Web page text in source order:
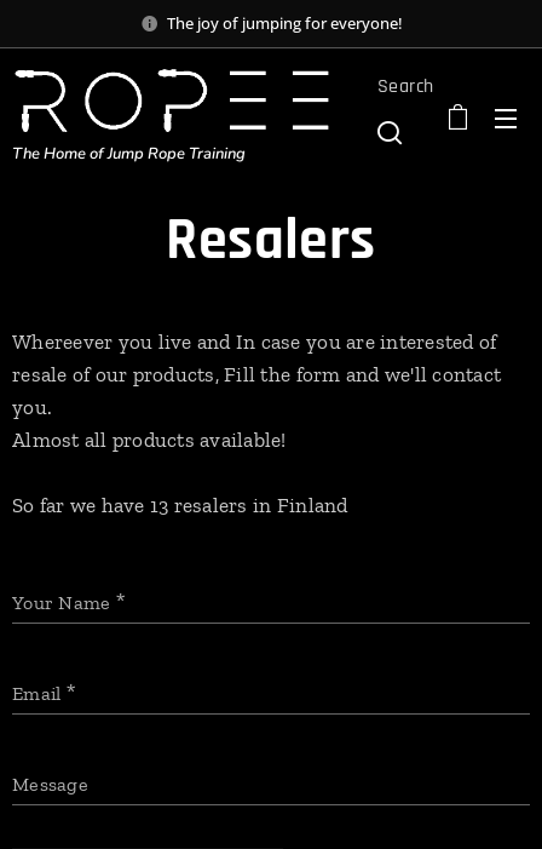
The joy of jumping for everyone!
The Home of Jump Rope Training
Search
Resalers
Whereever you live and In case you are interested of
resale of our products, Fill the form and we'll contact
you.
Almost all products available!
So far we have 13 resalers in Finland
Your Name
Email
Message